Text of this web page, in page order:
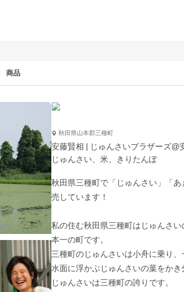
商品
秋田県山本郡三種町
安藤賢相 | じゅんさいブラザーズ@
じゅんさい、米、きりたんぽ
秋田県三種町で「じゅんさい」「
売しています！
私の住む秋田県三種町はじゅんさ
本一の町です。
三種町のじゅんさいは小舟に乗り、
水面に浮かぶじゅんさいの葉をか
じゅんさいは三種町の誇りです。